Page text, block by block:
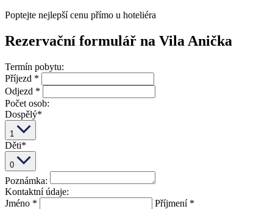
Poptejte nejlepší cenu přímo u hoteliéra
Rezervační formulář na Vila Anička
Termín pobytu:
Příjezd *
Odjezd *
Počet osob:
Dospělý*
1
Děti*
0
Poznámka:
Kontaktní údaje:
Jméno * Příjmení *